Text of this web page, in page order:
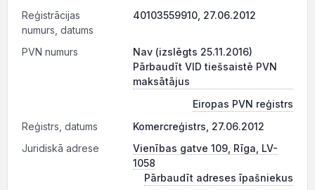
Reģistrācijas
numurs, datums
40103559910, 27.06.2012
PVN numurs
Nav (izslēgts 25.11.2016)
Pārbaudīt VID tiešsaistē PVN
maksātājus
Eiropas PVN reģistrs
Reģistrs, datums
Komercreģistrs, 27.06.2012
Juridiskā adrese
Vienības gatve 109, Rīga, LV-
1058
Pārbaudīt adreses īpašniekus